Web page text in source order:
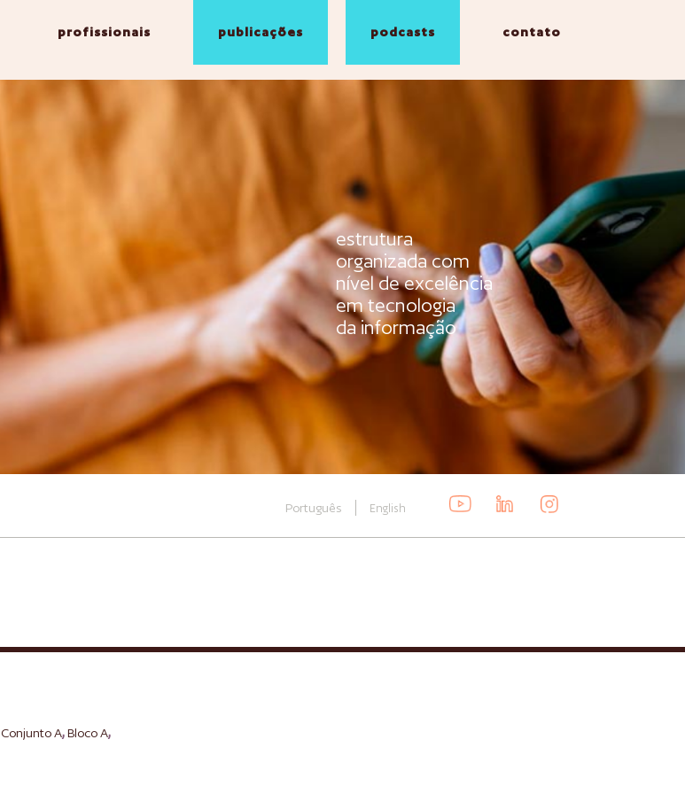
profissionais publicações podcasts contato
estrutura
organizada com
nível de excelência
em tecnologia
da informação
Português English
Conjunto A,Bloco A,